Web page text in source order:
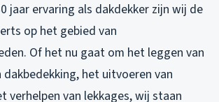
jaar ervaring als dakdekker zijn wij de
op het gebied van
Of het nu gaat om het leggen van
het uitvoeren van
verhelpen van lekkages, wij staan